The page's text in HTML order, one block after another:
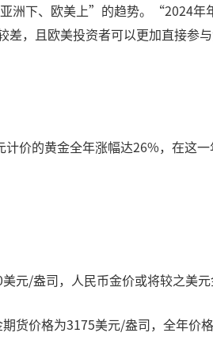
洲下、欧美上”的趋势。“2024年
，且欧美投资者可以更加直接参
价的黄金全年涨幅达26%，在这一
元/盎司，人民币金价或将较之美元
货价格为3175美元/盎司，全年价